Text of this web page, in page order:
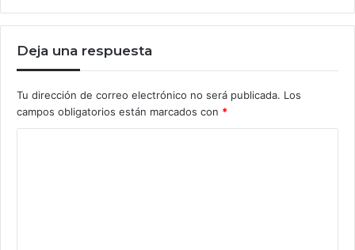
Deja una respuesta
Tu dirección de correo electrónico no será publicada. Los
campos obligatorios están marcados con *